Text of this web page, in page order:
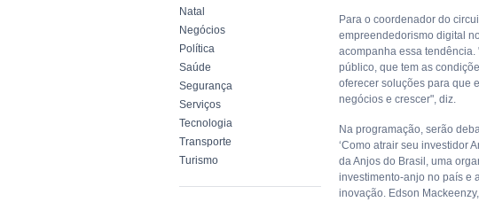
Natal
Negócios
Política
Saúde
Segurança
Serviços
Tecnologia
Transporte
Turismo
Para o coordenador do
empreendedorismo digital
acompanha essa
público, que tem as
oferecer soluções para que
negócios e crescer", diz.
Na programação, serão
‘Como atrair seu investidor
da Anjos do Brasil, uma
investimento-anjo no país e
inovação. Edson